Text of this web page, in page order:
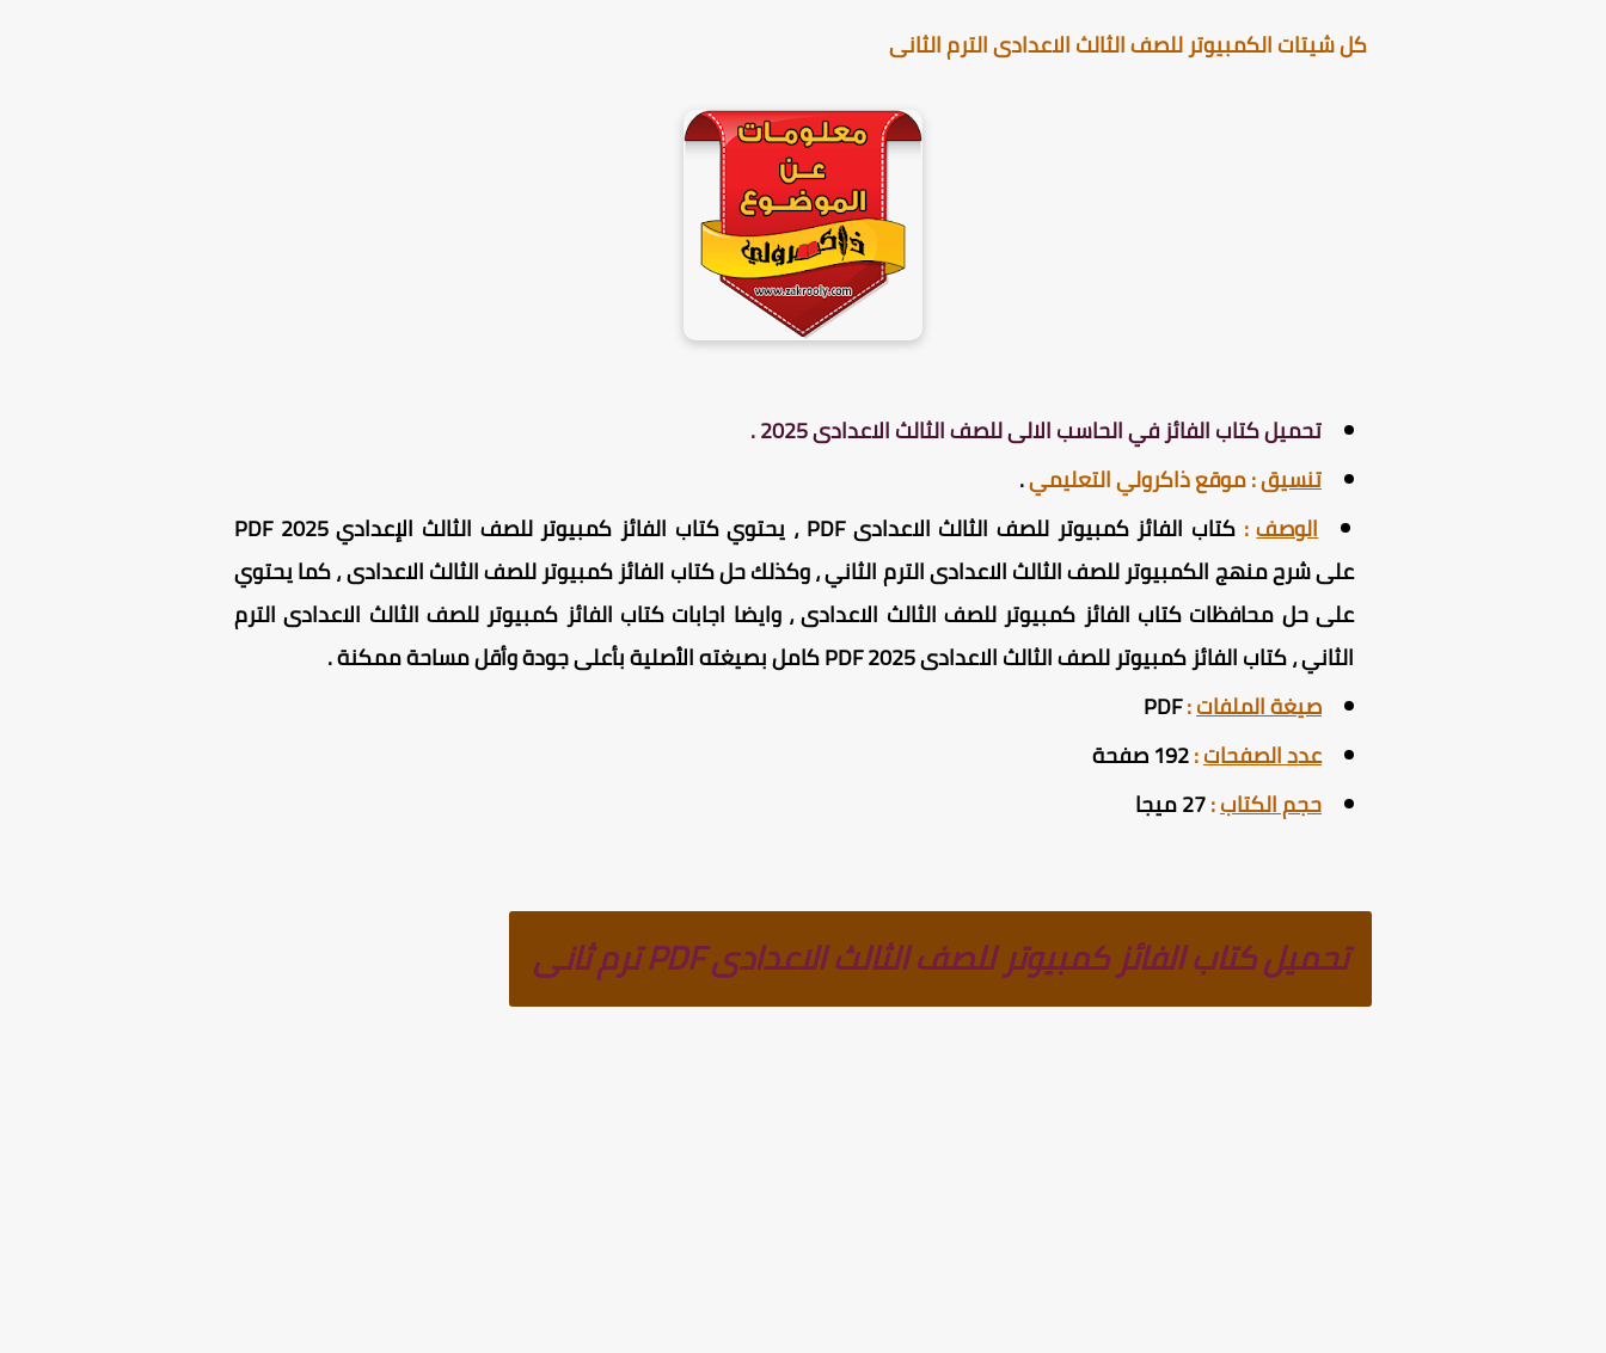
كل شيتات الكمبيوتر للصف الثالث الاعدادى الترم الثانى
تحميل كتاب الفائز في الحاسب الالى للصف الثالث الاعدادى 2025 .
تنسيق:موقع ذاكرولي التعليمي.
الوصف:
كتاب الفائز كمبيوتر للصف الثالث الاعدادى PDF ، يحتوي كتاب الفائز كمبيوتر للصف الثالث الإعدادي PDF 2025
على شرح منهج الكمبيوتر للصف الثالث الاعدادى الترم الثاني ، وكذلك حل كتاب الفائز كمبيوتر للصف الثالث الاعدادى ، كما يحتوي
على حل محافظات كتاب الفائز كمبيوتر للصف الثالث الاعدادى ، وايضا اجابات كتاب الفائز كمبيوتر للصف الثالث الاعدادى الترم
الثاني ، كتاب الفائز كمبيوتر للصف الثالث الاعدادى PDF 2025 كامل
بصيغته الأصلية بأعلى جودة وأقل مساحة ممكنة.
صيغة الملفات:
PDF
عدد الصفحات:
حجم الكتاب:
تحميل كتاب الفائز كمبيوتر للصف الثالث الاعدادى PDF ترم ثانى